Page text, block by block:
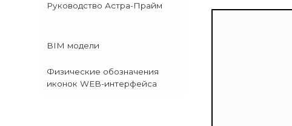
Руководство Астра-Прайм
BIM модели
Физические обозначения
иконок WEB-интерфейса